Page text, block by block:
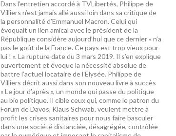
Dans l’entretien accordé à TVLibertés, Philippe de
Villiers n’est jamais allé aussi loin dans sa critique de
la personnalité d’Emmanuel Macron. Celui qui
évoquait un lien amical avec le président de la
République considère aujourd’hui que ce dernier « n’a
pas le goût de la France. Ce pays est trop vieux pour
lui ! ». La rupture date du 3 mars 2019. Il s’en explique
ouvertement et évoque la nécessité absolue de
battre l’actuel locataire de l’Elysée. Philippe de
Villiers décrit aussi dans son nouveau livre à succès
« Le jour d’après », un monde qui passe du politique
au bio politique. Il cible ceux qui, comme le patron du
Forum de Davos, Klaus Schwab, veulent mettre à
profit les crises sanitaires pour nous faire basculer
dans une société distanciée, désagrégée, contrôlée